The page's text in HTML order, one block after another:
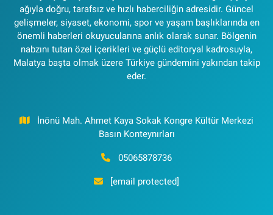
ağıyla doğru, tarafsız ve hızlı haberciliğin adresidir. Güncel
gelişmeler, siyaset, ekonomi, spor ve yaşam başlıklarında en
önemli haberleri okuyucularına anlık olarak sunar. Bölgenin
nabzını tutan özel içerikleri ve güçlü editoryal kadrosuyla,
Malatya başta olmak üzere Türkiye gündemini yakından takip
eder.
İnönü Mah. Ahmet Kaya Sokak Kongre Kültür Merkezi
Basın Konteynırları
05065878736
[email protected]